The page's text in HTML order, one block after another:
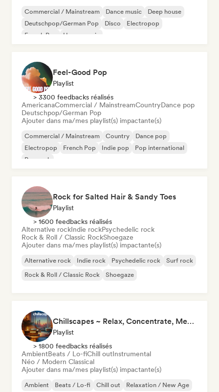
Commercial / Mainstream Dance music
Deep house
Deutschpop/German Pop
Disco
Electropop
French Pop
House music
Feel-Good Pop
Playlist
> 3300 feedbacks réalisés
AmericanaCommercial / MainstreamCountryDance pop
Deutschpop/German Pop
Ajouter dans ma/mes playlist(s) impactante(s)
Commercial / Mainstream Country
Dance pop
Electropop
French Pop Indie pop
Pop international
Pop rock
Rock for Salted Hair & Sandy Toes
Playlist
> 1600 feedbacks réalisés
Alternative rockIndie rockPsychedelic rock
Rock & Roll / Classic RockShoegaze
Ajouter dans ma/mes playlist(s) impactante(s)
Alternative rock Indie rock Psychedelic rock
Surf rock
Rock & Roll / Classic Rock
Shoegaze
Chillscapes ~ Relax, Concentrate, Meditate, Sleep, Dream
Playlist
> 1800 feedbacks réalisés
AmbientBeats / Lo-fiChill outInstrumental
Néo / Modern Classical
Ajouter dans ma/mes playlist(s) impactante(s)
Ambient Beats / Lo-fi Chill out
Relaxation / New Age